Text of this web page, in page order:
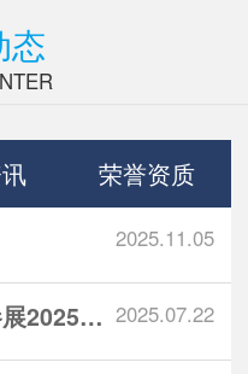
态
荣誉资质
2025.11.05
2025.07.22
沃姆韦尔科技携FGMS参展2025锅...